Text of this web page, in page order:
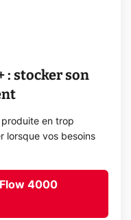
: stocker son
produite en trop
lorsque vos besoins
4000